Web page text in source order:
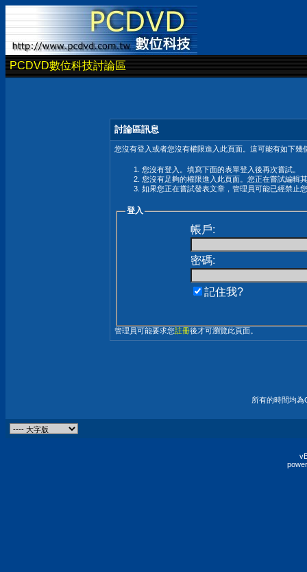
PCDVD數位科技討論區
討論區訊息
您沒有登入或者您沒有權限進入此頁面。這可能有如下幾
您沒有登入。填寫下面的表單登入後再次嘗試。
您沒有足夠的權限進入此頁面。您正在嘗試編輯
如果您正在嘗試發表文章，管理員可能已經禁止
登入
帳戶:
密碼:
記住我?
管理員可能要求您註冊後才可瀏覽此頁面。
所有的時間均為